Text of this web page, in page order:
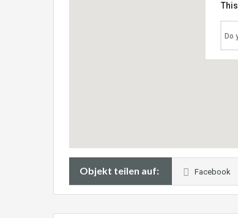
Do
Objekt teilen auf: Facebook